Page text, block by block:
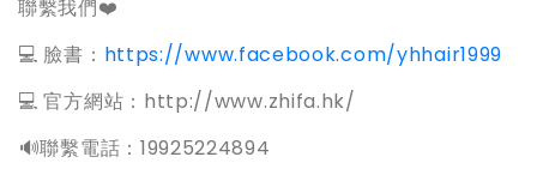
聯繫我們❤️
💻 臉書： https://www.facebook.com/yhhair1999
💻 官方網站：http://www.zhifa.hk/
️🔊聯繫電話：19925224894